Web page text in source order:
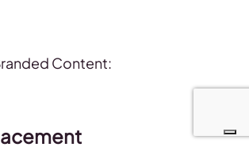
Content: